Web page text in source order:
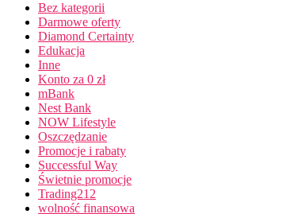
Bez kategorii
Darmowe oferty
Diamond Certainty
Edukacja
Inne
Konto za 0 zł
mBank
Nest Bank
NOW Lifestyle
Oszczędzanie
Promocje i rabaty
Successful Way
Świetnie promocje
Trading212
wolność finansowa